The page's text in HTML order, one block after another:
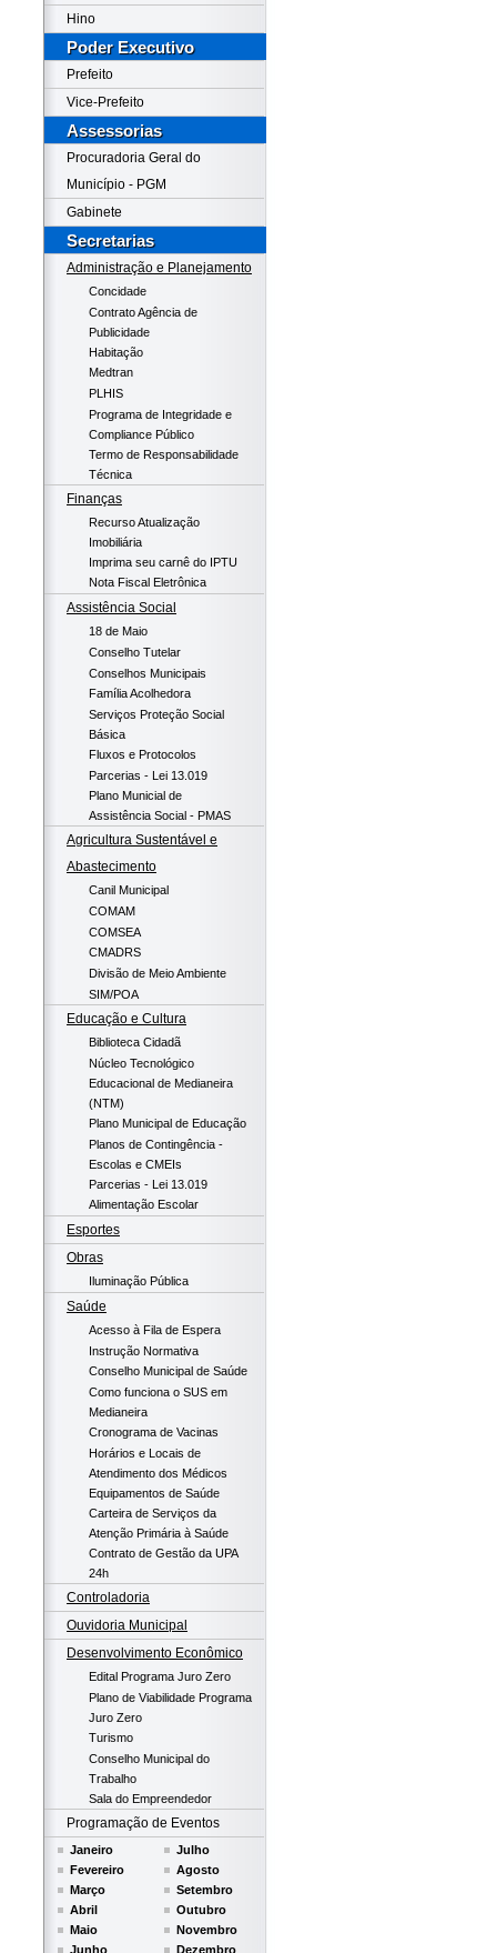
Hino
Poder Executivo
Prefeito
Vice-Prefeito
Assessorias
Procuradoria Geral do
Município - PGM
Gabinete
Secretarias
Administração e Planejamento
Concidade
Contrato Agência de
Publicidade
Habitação
Medtran
PLHIS
Programa de Integridade e
Compliance Público
Termo de Responsabilidade
Técnica
Finanças
Recurso Atualização
Imobiliária
Imprima seu carnê do IPTU
Nota Fiscal Eletrônica
Assistência Social
18 de Maio
Conselho Tutelar
Conselhos Municipais
Família Acolhedora
Serviços Proteção Social
Básica
Fluxos e Protocolos
Parcerias - Lei 13.019
Plano Municial de
Assistência Social - PMAS
Agricultura Sustentável e
Abastecimento
Canil Municipal
COMAM
COMSEA
CMADRS
Divisão de Meio Ambiente
SIM/POA
Educação e Cultura
Biblioteca Cidadã
Núcleo Tecnológico
Educacional de Medianeira
(NTM)
Plano Municipal de Educação
Planos de Contingência -
Escolas e CMEIs
Parcerias - Lei 13.019
Alimentação Escolar
Esportes
Obras
Iluminação Pública
Saúde
Acesso à Fila de Espera
Instrução Normativa
Conselho Municipal de Saúde
Como funciona o SUS em
Medianeira
Cronograma de Vacinas
Horários e Locais de
Atendimento dos Médicos
Equipamentos de Saúde
Carteira de Serviços da
Atenção Primária à Saúde
Contrato de Gestão da UPA
24h
Controladoria
Ouvidoria Municipal
Desenvolvimento Econômico
Edital Programa Juro Zero
Plano de Viabilidade Programa
Juro Zero
Turismo
Conselho Municipal do
Trabalho
Sala do Empreendedor
Programação de Eventos
Janeiro
Fevereiro
Março
Abril
Maio
Junho
Julho
Agosto
Setembro
Outubro
Novembro
Dezembro